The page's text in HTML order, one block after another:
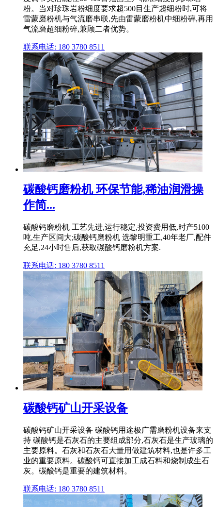
粉。当对珍珠岩粉细度要求超500目生产超细粉时,可将
雷蒙磨粉机与气流磨串联,先由雷蒙磨粉机中细粉碎,再用
气流磨超细粉碎,兼顾二者优势。
联系电话: 180 3780 8511
碳酸钙磨粉机 环保节能,稀油润滑操
作简...
碳酸钙磨粉机 工艺先进,运行稳定,投资费用低,时产5100
吨,生产区间大;碳酸钙磨粉机 选黎明重工,40年老厂,配件
充足,24小时售后,获取碳酸钙磨粉机方案.
联系电话: 180 3780 8511
碳酸钙矿山开采设备
碳酸钙矿山开采设备 碳酸钙用途极广需磨粉机设备来支
持 碳酸钙是石灰石的主要组成部分,石灰石是生产玻璃的
主要原料。石灰和石灰石大量用做建筑材料,也是许多工
业的重要原料。碳酸钙可直接加工成石料和烧制成生石
灰。碳酸钙是重要的建筑材料。
联系电话: 180 3780 8511